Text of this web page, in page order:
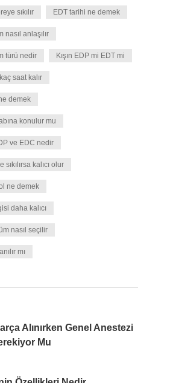
sıkılır EDT tarihi ne demek
nasıl anlaşılır
türü nedir Kışın EDP mi EDT mi
saat kalır
demek
konulur mu
ve EDC nedir
kalıcı olur
ne demek
daha kalıcı
nasıl seçilir
mı
Alınırken Genel Anestezi
Mu